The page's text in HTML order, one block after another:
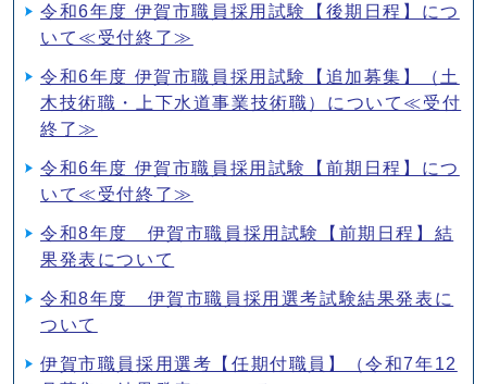
令和6年度 伊賀市職員採用試験【後期日程】につ
いて≪受付終了≫
令和6年度 伊賀市職員採用試験【追加募集】（土
木技術職・上下水道事業技術職）について≪受付
終了≫
令和6年度 伊賀市職員採用試験【前期日程】につ
いて≪受付終了≫
令和8年度 伊賀市職員採用試験【前期日程】結
果発表について
令和8年度 伊賀市職員採用選考試験結果発表に
ついて
伊賀市職員採用選考【任期付職員】（令和7年12